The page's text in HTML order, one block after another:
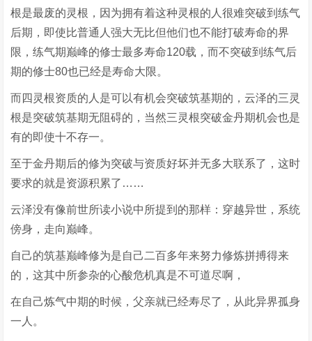
根是最废的灵根，因为拥有着这种灵根的人很难突破到练气
后期，即使比普通人强大无比但他们也不能打破寿命的界
限，练气期巅峰的修士最多寿命120载，而不突破到练气后
期的修士80也已经是寿命大限。
而四灵根资质的人是可以有机会突破筑基期的，云泽的三灵
根是突破筑基期无阻碍的，当然三灵根突破金丹期机会也是
有的即使十不存一。
至于金丹期后的修为突破与资质好坏并无多大联系了，这时
要求的就是资源积累了……
云泽没有像前世所读小说中所提到的那样：穿越异世，系统
傍身，走向巅峰。
自己的筑基巅峰修为是自己二百多年来努力修炼拼搏得来
的，这其中所参杂的心酸危机真是不可道尽啊，
在自己炼气中期的时候，父亲就已经寿尽了，从此异界孤身
一人。